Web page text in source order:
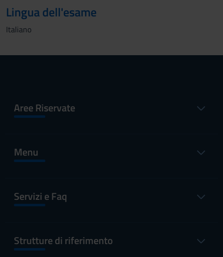
Lingua dell'esame
Italiano
Aree Riservate
Menu
Servizi e Faq
Strutture di riferimento